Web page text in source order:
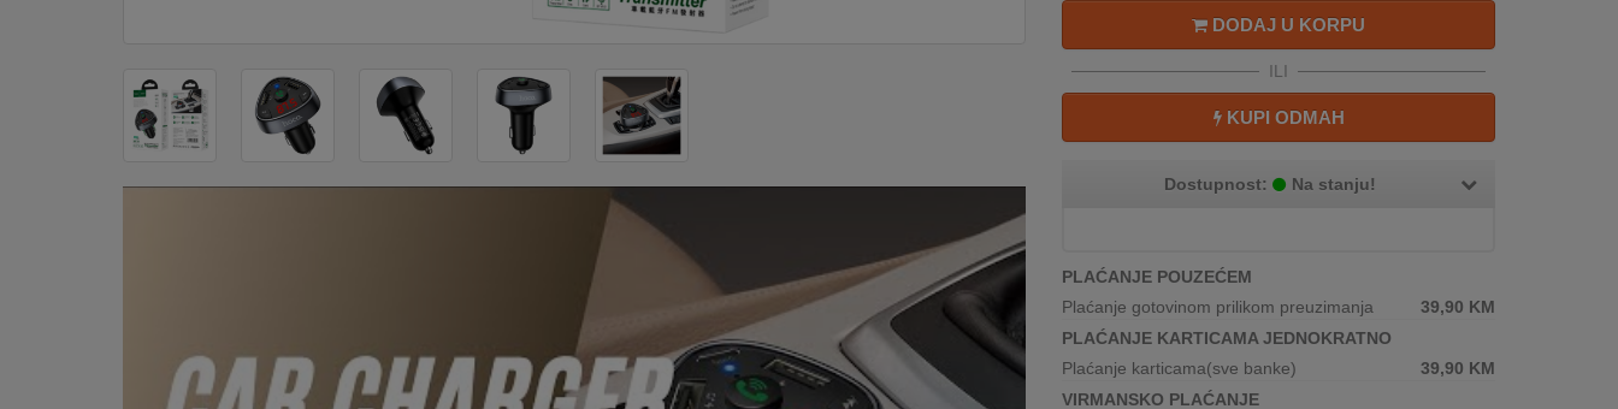
KLIMATIZACIJA
DODAJ U KORPU
ILI
KUPI ODMAH
Dostupnost: Na stanju!
PLAĆANJE POUZEĆEM
Plaćanje gotovinom prilikom preuzimanja
39,90 KM
PLAĆANJE KARTICAMA JEDNOKRATNO
Plaćanje karticama(sve banke)
39,90 KM
VIRMANSKO PLAĆANJE